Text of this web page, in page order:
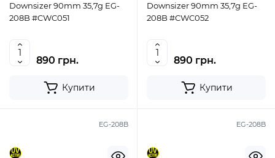
Downsizer 90mm 35,7g EG-
208B #CWC051
890 грн.
Купити
Downsizer 90mm 35,7g EG-
208B #CWC052
890 грн.
Купити
EG-208B EG-208B